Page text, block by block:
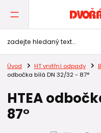
Úvod HT vnitřní odpady
odbočka bílá DN 32/32 - 87°
HTEA
87°